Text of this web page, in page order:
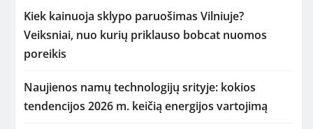
Kiek kainuoja sklypo paruošimas Vilniuje?
Veiksniai, nuo kurių priklauso bobcat nuomos
poreikis
Naujienos namų technologijų srityje: kokios
tendencijos 2026 m. keičią energijos vartojimą